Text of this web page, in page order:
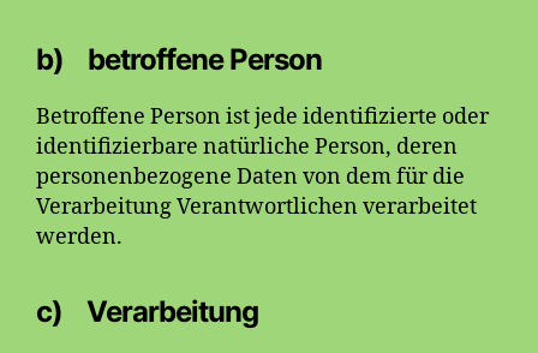
b) betroffene Person
Betroffene Person ist jede identifizierte oder
identifizierbare natürliche Person, deren
personenbezogene Daten von dem für die
Verarbeitung Verantwortlichen verarbeitet
werden.
c) Verarbeitung